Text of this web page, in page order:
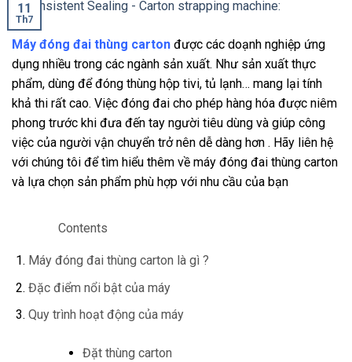
11
Th7
Máy đóng đai thùng carton được các doạnh nghiệp ứng
dụng nhiều trong các ngành sản xuất. Như sản xuất thực
phẩm, dùng để đóng thùng hộp tivi, tủ lạnh… mang lại tính
khả thi rất cao. Việc đóng đai cho phép hàng hóa được niêm
phong trước khi đưa đến tay người tiêu dùng và giúp công
việc của người vận chuyển trở nên dễ dàng hơn . Hãy liên hệ
với chúng tôi để tìm hiểu thêm về máy đóng đai thùng carton
và lựa chọn sản phẩm phù hợp với nhu cầu của bạn
Contents
Máy đóng đai thùng carton là gì ?
Đặc điểm nổi bật của máy
Quy trình hoạt động của máy
Đặt thùng carton